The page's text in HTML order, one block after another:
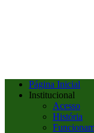
Página Inicial
Institucional
Acesso
História